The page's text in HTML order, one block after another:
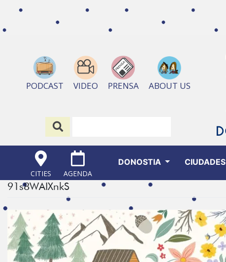
PODCAST VIDEO PRENSA ABOUT US
CITIES AGENDA
DONOSTIA CIUDADES
91s8WAIXnkS